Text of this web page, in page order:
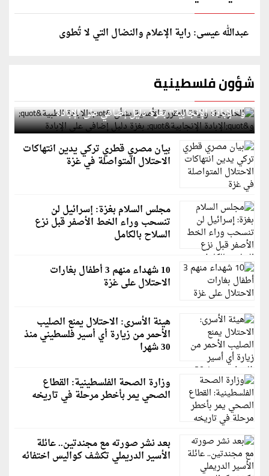
عبدالله عيسى: راية الإعلام والنضال التي لا تُطوى
شؤون فلسطينية
الخارجية: وثيقة المقررة الأممية بشأن "الإبادة الطبية"
و"الإبادة الإنجابية" بغزة دليل إضافي على الإبادة
بيان مصري قطري تركي يدين انتهاكات
الاحتلال المتواصلة في غزة
مجلس السلام بغزة: إسرائيل لن
تنسحب وراء الخط الأصفر قبل نزع
السلاح بالكامل
10 شهداء منهم 3 أطفال بغارات
الاحتلال على غزة
هيئة الأسرى: الاحتلال يمنع الصليب
الأحمر من زيارة أي أسير فلسطيني منذ
30 شهرا
وزارة الصحة الفلسطينية: القطاع
الصحي يمر بأخطر مرحلة في تاريخه
بعد نشر صورته مع مجندتين.. عائلة
الأسير الدريملي تكشف كواليس اختفائه